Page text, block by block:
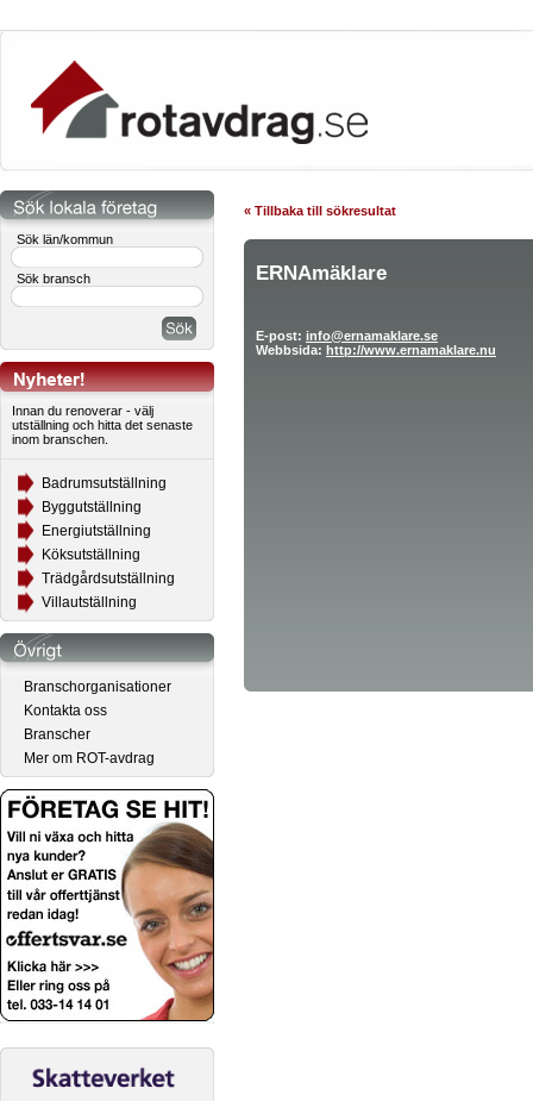
Sök län/kommun
Sök bransch
Innan du renoverar - välj
utställning och hitta det senaste
inom branschen.
Badrumsutställning
Byggutställning
Energiutställning
Köksutställning
Trädgårdsutställning
Villautställning
Branschorganisationer
Kontakta oss
Branscher
Mer om ROT-avdrag
« Tillbaka till sökresultat
ERNAmäklare
E-post: info@ernamaklare.se
Webbsida: http://www.ernamaklare.nu